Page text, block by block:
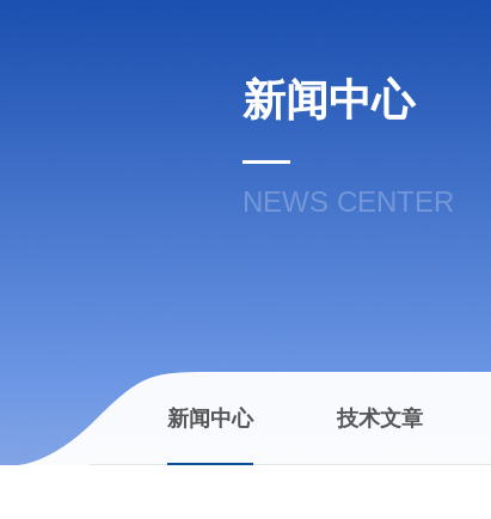
新闻中心
NEWS CENTER
新闻中心 技术文章